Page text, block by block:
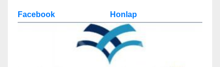
Facebook Honlap